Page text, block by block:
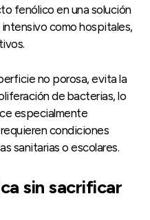
fenólico en una solución
como hospitales,
no porosa, evita la
de bacterias, lo
especialmente
condiciones
sanitarias o escolares.
sin sacrificar